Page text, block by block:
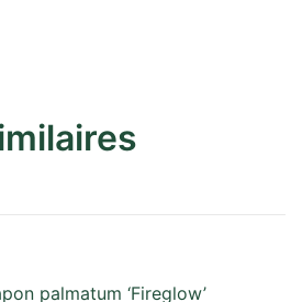
palmatum ‘Fireglow’